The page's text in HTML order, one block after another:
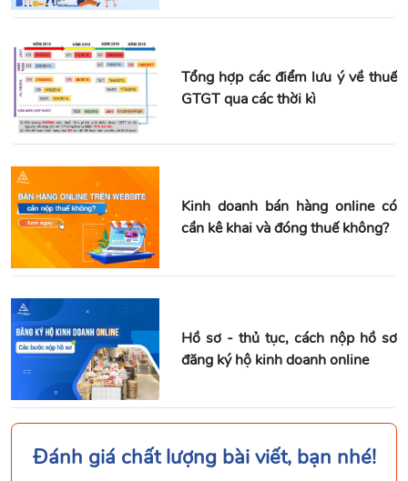
Tổng hợp các điểm lưu ý về thuế
GTGT qua các thời kì
Kinh doanh bán hàng online có
cần kê khai và đóng thuế không?
Hồ sơ - thủ tục, cách nộp hồ sơ
đăng ký hộ kinh doanh online
Đánh giá chất lượng bài viết, bạn nhé!